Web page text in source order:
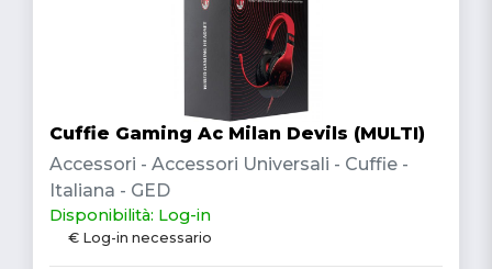
Cuffie Gaming Ac Milan Devils (MULTI)
Accessori - Accessori Universali - Cuffie -
Italiana - GED
Disponibilità: Log-in
€ Log-in necessario